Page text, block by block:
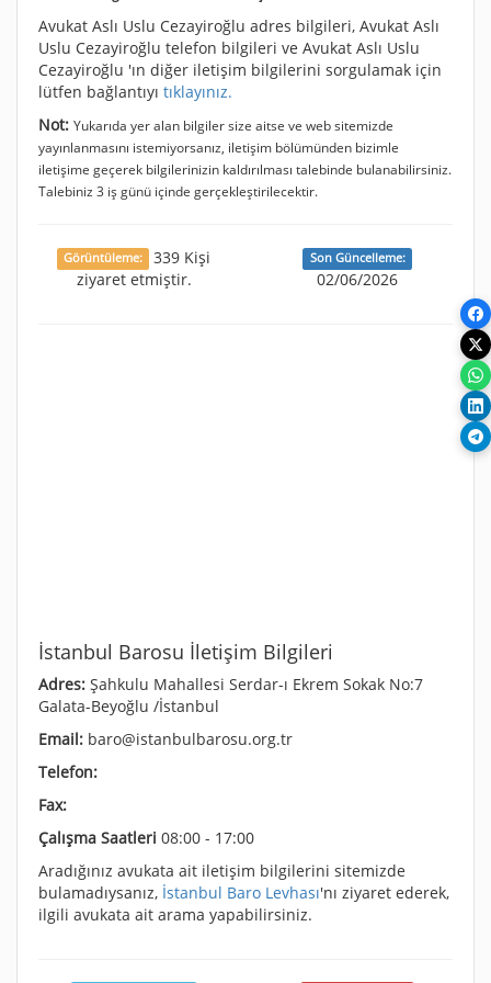
Avukat Aslı Uslu Cezayiroğlu adres bilgileri, Avukat Aslı
Uslu Cezayiroğlu telefon bilgileri ve Avukat Aslı Uslu
Cezayiroğlu 'ın diğer iletişim bilgilerini sorgulamak için
lütfen bağlantıyı tıklayınız.
Not: Yukarıda yer alan bilgiler size aitse ve web sitemizde
yayınlanmasını istemiyorsanız, iletişim bölümünden bizimle
iletişime geçerek bilgilerinizin kaldırılması talebinde bulanabilirsiniz.
Talebiniz 3 iş günü içinde gerçekleştirilecektir.
Görüntüleme:
339 Kişi
ziyaret etmiştir.
Son Güncelleme:
02/06/2026
İstanbul Barosu İletişim Bilgileri
Adres: Şahkulu Mahallesi Serdar-ı Ekrem Sokak No:7
Galata-Beyoğlu /İstanbul
Email: baro@istanbulbarosu.org.tr
Telefon:
Fax:
Çalışma Saatleri 08:00 - 17:00
Aradığınız avukata ait iletişim bilgilerini sitemizde
bulamadıysanız, İstanbul Baro Levhası'nı ziyaret ederek,
ilgili avukata ait arama yapabilirsiniz.